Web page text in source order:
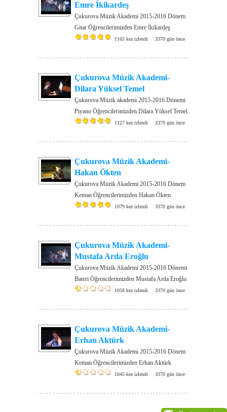
Emre İkikardeş
Çukurova Müzik Akademi 2015-2016 Dönem
Gitar Öğrencilerimizden Emre İkikardeş
1165 kez izlendi 3370 gün önce
Çukurova Müzik Akademi-
Dilara Yüksel Temel
Çukurova Müzik akademi 2015-2016 Dönemi
Piyano Öğrencilerimizden Dilara Yüksel Temel
1127 kez izlendi 3370 gün önce
Çukurova Müzik Akademi-
Hakan Ökten
Çukurova Müzik Akademi 2015-2016 Dönem
Keman Öğrencilerimizden Hakan Ökten
1079 kez izlendi 3370 gün önce
Çukurova Müzik Akademi-
Mustafa Arda Eroğlu
Çukurova Müzik Akademi 2015-2016 Dönemi
Bateri Öğrencilerimizden Mustafa Arda Eroğlu
1058 kez izlendi 3370 gün önce
Çukurova Müzik Akademi-
Erhan Aktürk
Çukurova Müzik Akademi 2015-2016 Dönem
Keman Öğrencilerimizden Erhan Aktürk
1045 kez izlendi 3370 gün önce